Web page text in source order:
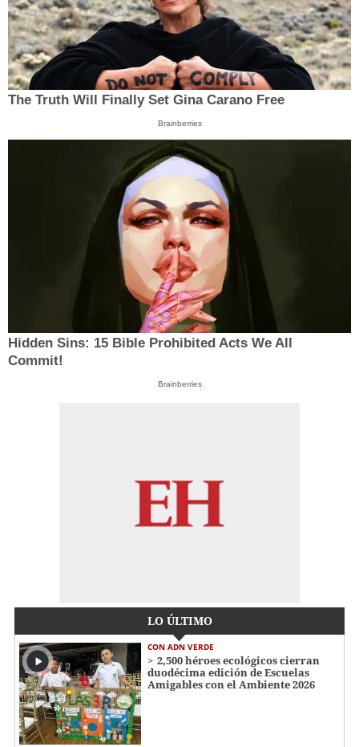
The Truth Will Finally Set Gina Carano Free
Brainberries
Hidden Sins: 15 Bible Prohibited Acts We All
Commit!
Brainberries
LO ÚLTIMO
CON ADN VERDE
2,500 héroes ecológicos cierran
duodécima edición de Escuelas
Amigables con el Ambiente 2026